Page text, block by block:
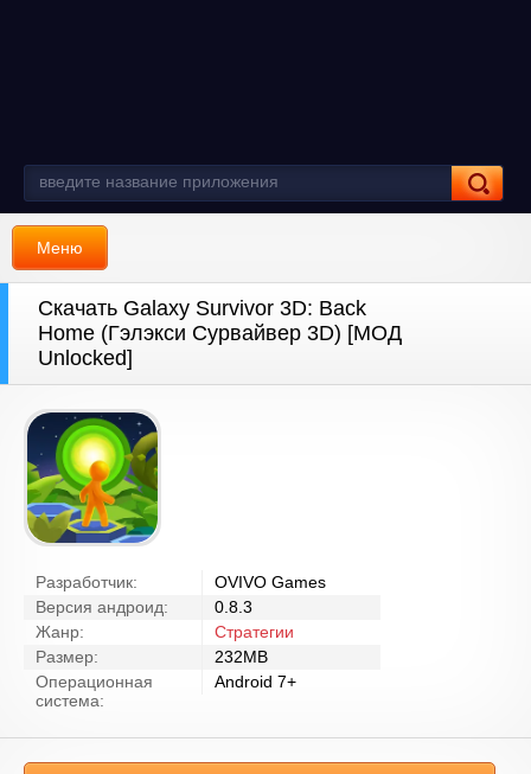
Меню
Скачать Galaxy Survivor 3D: Back
Home (Гэлэкси Сурвайвер 3D) [МОД
Unlocked]
Разработчик:
OVIVO Games
Версия андроид:
0.8.3
Жанр:
Стратегии
Размер:
232MB
Операционная
система:
Android 7+